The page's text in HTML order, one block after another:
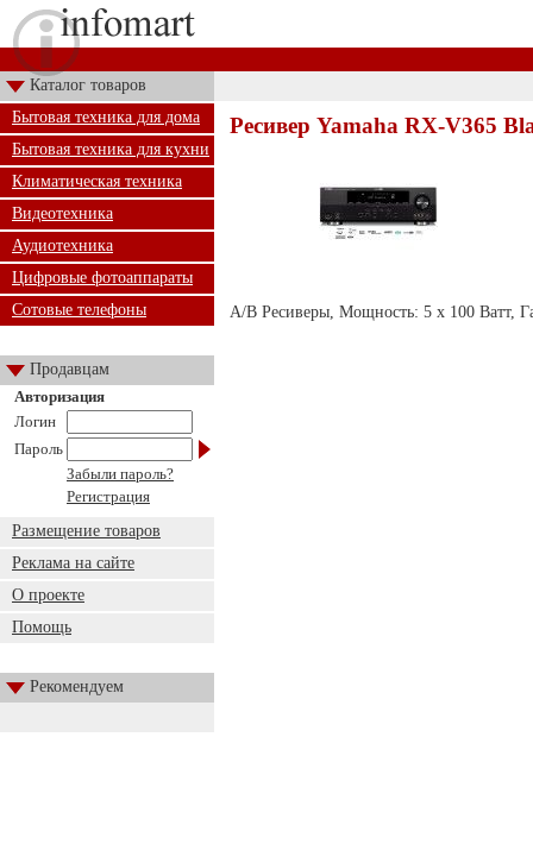
Каталог товаров
Бытовая техника для дома
Бытовая техника для кухни
Климатическая техника
Видеотехника
Аудиотехника
Цифровые фотоаппараты
Сотовые телефоны
Продавцам
Авторизация
Логин
Пароль
Забыли пароль?
Регистрация
Размещение товаров
Реклама на сайте
О проекте
Помощь
Рекомендуем
Ресивер Yamaha RX-V365
А/В Ресиверы, Мощность: 5 х 100 Ватт,